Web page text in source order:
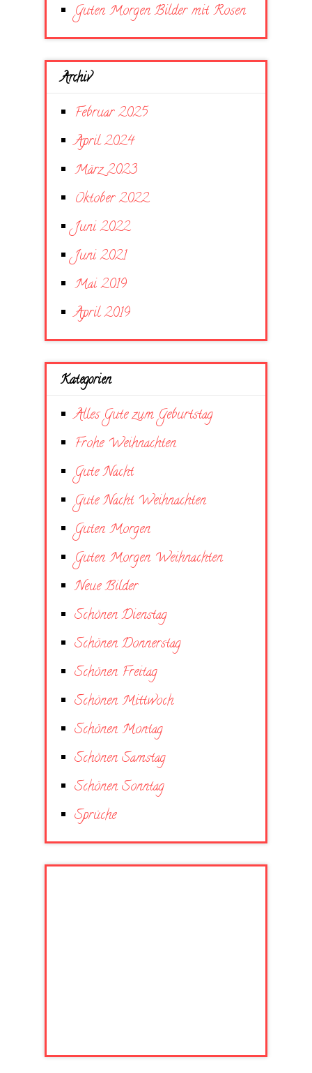
Guten Morgen Bilder mit Rosen
Archiv
Februar 2025
April 2024
März 2023
Oktober 2022
Juni 2022
Juni 2021
Mai 2019
April 2019
Kategorien
Alles Gute zum Geburtstag
Frohe Weihnachten
Gute Nacht
Gute Nacht Weihnachten
Guten Morgen
Guten Morgen Weihnachten
Neue Bilder
Schönen Dienstag
Schönen Donnerstag
Schönen Freitag
Schönen Mittwoch
Schönen Montag
Schönen Samstag
Schönen Sonntag
Sprüche